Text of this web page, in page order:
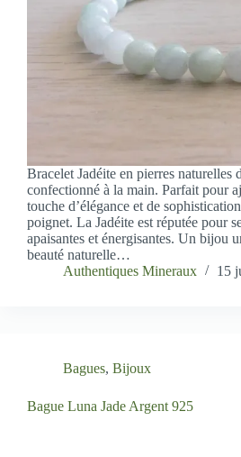
Bracelet Jadéite en pierres naturelles
confectionné à la main. Parfait pour
touche d’élégance et de
poignet. La Jadéite est réputée pour
apaisantes et énergisantes. Un bijou
beauté naturelle…
Authentiques Mineraux
15
Bagues, Bijoux
Bague Luna Jade Argent 925